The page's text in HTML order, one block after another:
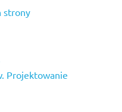
strony
Projektowanie